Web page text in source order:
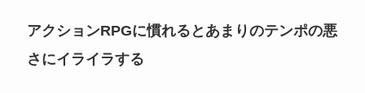
アクションRPGに慣れるとあまりのテンポの悪
さにイライラする